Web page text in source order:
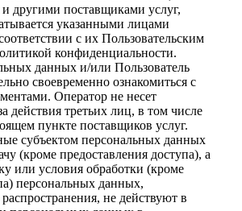
и другими поставщиками услуг,
указанными лицами
с их Пользовательским
конфиденциальности.
данных и/или Пользователь
своевременно ознакомиться с
Оператор не несет
действия третьих лиц, в том числе
пункте поставщиков услуг.
субъектом персональных данных
(кроме предоставления доступа), а
или условия обработки (кроме
персональных данных,
не действуют в